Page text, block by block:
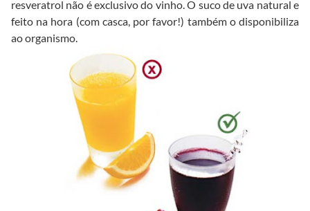
resveratrol não é exclusivo do vinho. O suco de uva natural e
feito na hora (com casca, por favor!) também o disponibiliza
ao organismo.